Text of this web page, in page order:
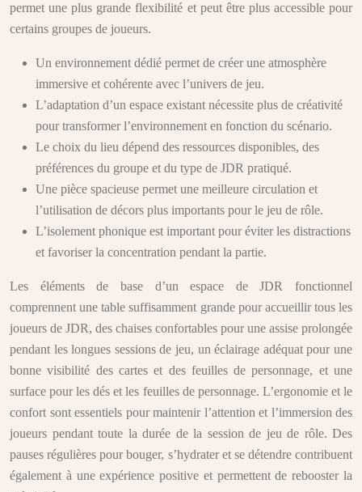
permet une plus grande flexibilité et peut être plus accessible pour
certains groupes de joueurs.
Un environnement dédié permet de créer une atmosphère
immersive et cohérente avec l’univers de jeu.
L’adaptation d’un espace existant nécessite plus de créativité
pour transformer l’environnement en fonction du scénario.
Le choix du lieu dépend des ressources disponibles, des
préférences du groupe et du type de JDR pratiqué.
Une pièce spacieuse permet une meilleure circulation et
l’utilisation de décors plus importants pour le jeu de rôle.
L’isolement phonique est important pour éviter les distractions
et favoriser la concentration pendant la partie.
Les éléments de base d’un espace de JDR fonctionnel
comprennent une table suffisamment grande pour accueillir tous les
joueurs de JDR, des chaises confortables pour une assise prolongée
pendant les longues sessions de jeu, un éclairage adéquat pour une
bonne visibilité des cartes et des feuilles de personnage, et une
surface pour les dés et les feuilles de personnage. L’ergonomie et le
confort sont essentiels pour maintenir l’attention et l’immersion des
joueurs pendant toute la durée de la session de jeu de rôle. Des
pauses régulières pour bouger, s’hydrater et se détendre contribuent
également à une expérience positive et permettent de rebooster la